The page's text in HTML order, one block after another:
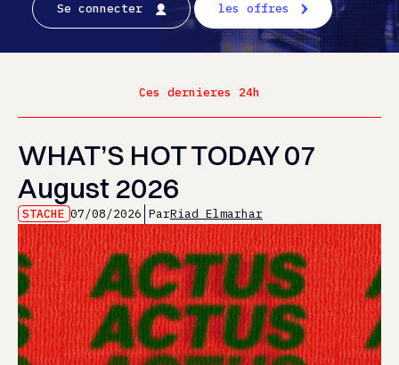
Se connecter les offres
Ces dernieres 24h
WHAT’S HOT TODAY 07
August 2026
STACHE 07/08/2026 ParRiad Elmarhar